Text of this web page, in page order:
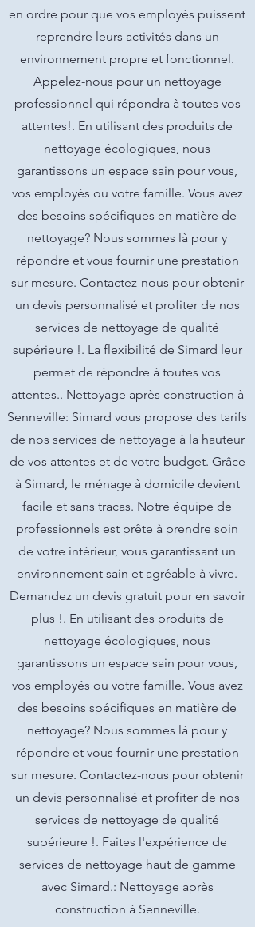
en ordre pour que vos employés puissent
reprendre leurs activités dans un
environnement propre et fonctionnel.
Appelez-nous pour un nettoyage
professionnel qui répondra à toutes vos
attentes!. En utilisant des produits de
nettoyage écologiques, nous
garantissons un espace sain pour vous,
vos employés ou votre famille. Vous avez
des besoins spécifiques en matière de
nettoyage? Nous sommes là pour y
répondre et vous fournir une prestation
sur mesure. Contactez-nous pour obtenir
un devis personnalisé et profiter de nos
services de nettoyage de qualité
supérieure !. La flexibilité de Simard leur
permet de répondre à toutes vos
attentes.. Nettoyage après construction à
Senneville: Simard vous propose des tarifs
de nos services de nettoyage à la hauteur
de vos attentes et de votre budget. Grâce
à Simard, le ménage à domicile devient
facile et sans tracas. Notre équipe de
professionnels est prête à prendre soin
de votre intérieur, vous garantissant un
environnement sain et agréable à vivre.
Demandez un devis gratuit pour en savoir
plus !. En utilisant des produits de
nettoyage écologiques, nous
garantissons un espace sain pour vous,
vos employés ou votre famille. Vous avez
des besoins spécifiques en matière de
nettoyage? Nous sommes là pour y
répondre et vous fournir une prestation
sur mesure. Contactez-nous pour obtenir
un devis personnalisé et profiter de nos
services de nettoyage de qualité
supérieure !. Faites l'expérience de
services de nettoyage haut de gamme
avec Simard.: Nettoyage après
construction à Senneville.